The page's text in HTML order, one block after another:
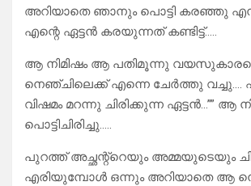
അറിയാതെ ഞാനും പൊട്ടി കരഞ്ഞു
എന്റെ ഏട്ടൻ കരയുന്നത് കണ്ടിട്ട്…..
ആ നിമിഷം ആ പതിമൂന്നു
നെഞ്ചിലെക്ക്‌ എന്നെ ചേർത്തു വച്ചു….
വിഷമം മറന്നു ചിരിക്കുന്ന ഏട്ടൻ…”” ആ
പൊട്ടിചിരിച്ചു…..
പുറത്ത് അച്ഛന്റ്റെയും അമ്മയുടെയും
എരിയുമ്പോൾ ഒന്നും അറിയാതെ ആ